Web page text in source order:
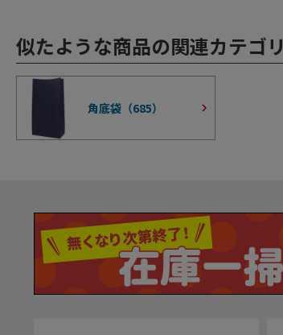
似たような商品の関連カテゴリ
角底袋（685）